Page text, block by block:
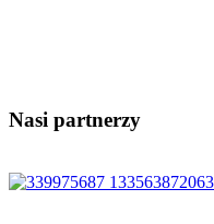
Nasi partnerzy